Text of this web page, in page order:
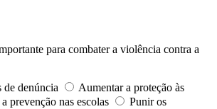
para combater a violência contra a
de denúncia
Aumentar a proteção às
prevenção nas escolas
Punir os